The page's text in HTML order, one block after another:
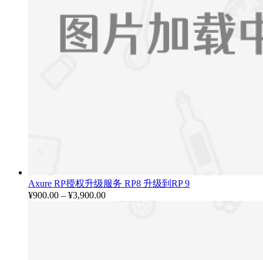
Axure RP授权升级服务 RP8 升级到RP 9
¥900.00 – ¥3,900.00价